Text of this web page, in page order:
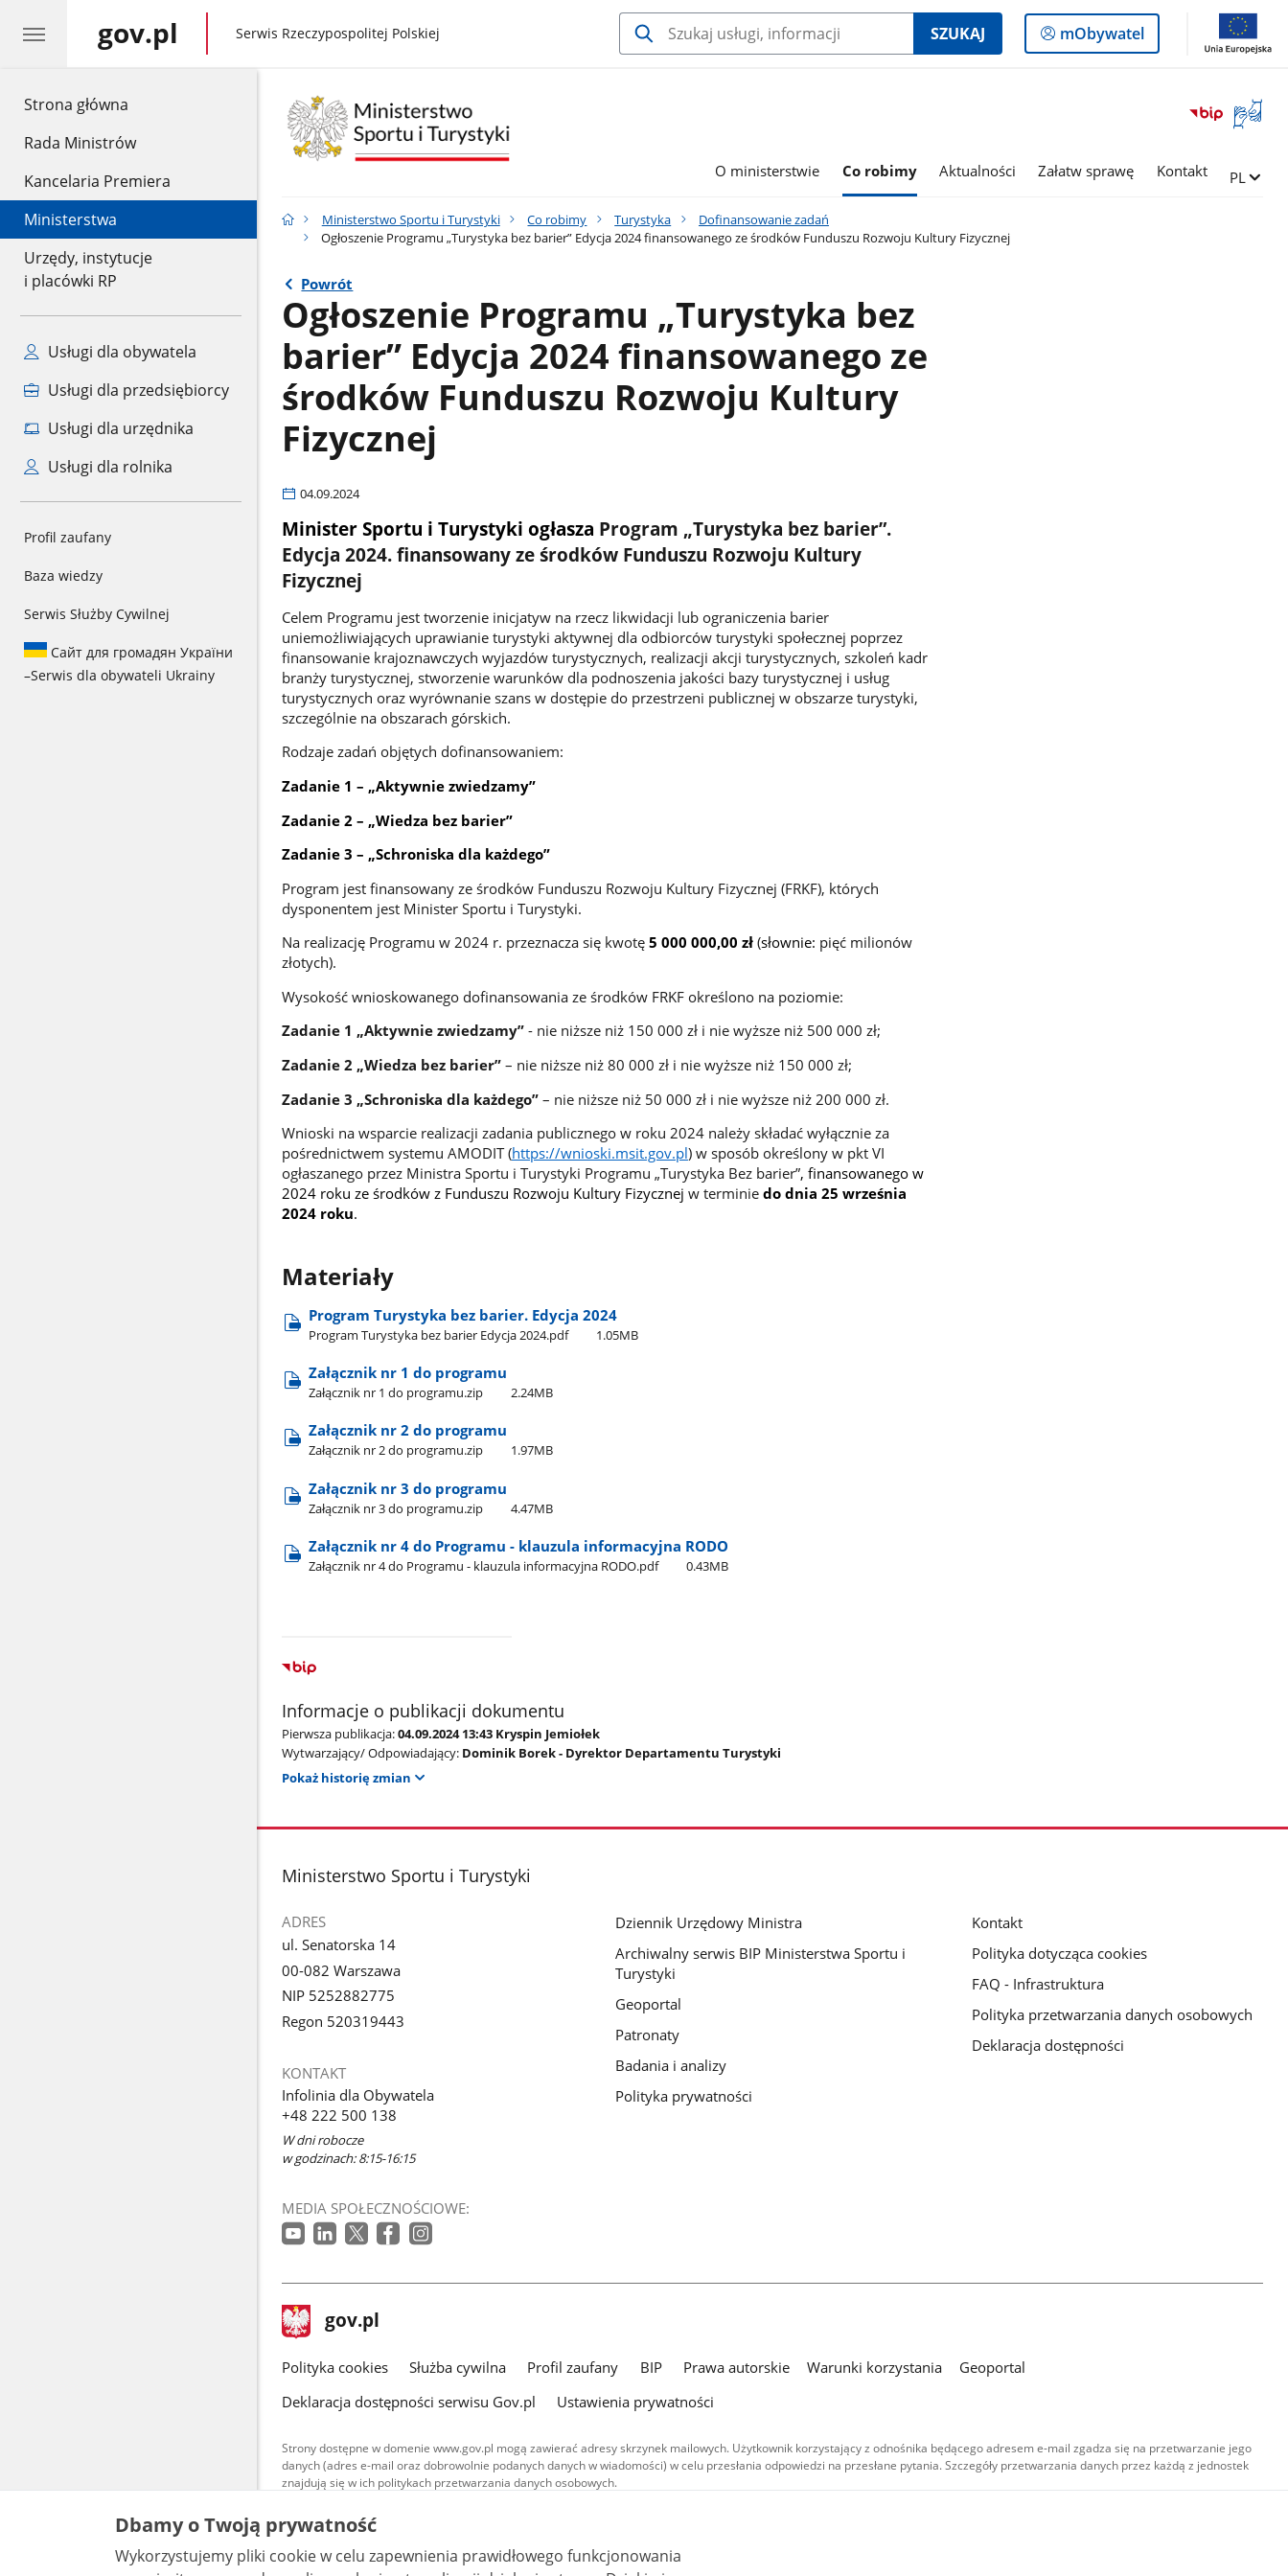
Strona główna
Rada Ministrów
Kancelaria Premiera
Ministerstwa
Urzędy, instytucje
i placówki RP
Usługi dla obywatela
Usługi dla przedsiębiorcy
Usługi dla urzędnika
Usługi dla rolnika
Profil zaufany
Baza wiedzy
Serwis Służby Cywilnej
Сайт для громадян України
–Serwis dla obywateli Ukrainy
gov.pl gov.pl
Serwis Rzeczypospolitej Polskiej SZUKAJ
Logowanie
do
mObywatel
Otwórz
okno
języka
O ministerstwie Co robimy Aktualności Załatw sprawę Kontakt Zmień
PL
Ministerstwo Sportu i Turystyki Co robimy Turystyka
Dofinansowanie zadań
Ogłoszenie Programu „Turystyka bez barier” Edycja 2024 finansowanego ze środków Funduszu Rozwoju Kultury Fizycznej
Powrót
Ogłoszenie Programu „Turystyka bez
barier” Edycja 2024 finansowanego ze
środków Funduszu Rozwoju Kultury
Fizycznej
04.09.2024
Minister Sportu i Turystyki ogłasza Program „Turystyka bez barier”.
Edycja 2024. finansowany ze środków Funduszu Rozwoju Kultury
Fizycznej
Celem Programu jest tworzenie inicjatyw na rzecz likwidacji lub ograniczenia barier
uniemożliwiających uprawianie turystyki aktywnej dla odbiorców turystyki społecznej poprzez
finansowanie krajoznawczych wyjazdów turystycznych, realizacji akcji turystycznych, szkoleń kadr
branży turystycznej, stworzenie warunków dla podnoszenia jakości bazy turystycznej i usług
turystycznych oraz wyrównanie szans w dostępie do przestrzeni publicznej w obszarze turystyki,
szczególnie na obszarach górskich.
Rodzaje zadań objętych dofinansowaniem:
Zadanie 1 – „Aktywnie zwiedzamy”
Zadanie 2 – „Wiedza bez barier”
Zadanie 3 – „Schroniska dla każdego”
Program jest finansowany ze środków Funduszu Rozwoju Kultury Fizycznej (FRKF), których
dysponentem jest Minister Sportu i Turystyki.
Na realizację Programu w 2024 r. przeznacza się kwotę 5 000 000,00 zł (słownie: pięć milionów
złotych).
Wysokość wnioskowanego dofinansowania ze środków FRKF określono na poziomie:
Zadanie 1 „Aktywnie zwiedzamy”- nie niższe niż 150 000 zł i nie wyższe niż 500 000 zł;
Zadanie 2 „Wiedza bez barier”– nie niższe niż 80 000 zł i nie wyższe niż 150 000 zł;
Zadanie 3 „Schroniska dla każdego”– nie niższe niż 50 000 zł i nie wyższe niż 200 000 zł.
Wnioski na wsparcie realizacji zadania publicznego w roku 2024 należy składać wyłącznie za
pośrednictwem systemu AMODIT (https://wnioski.msit.gov.pl) w sposób określony w pkt VI
ogłaszanego przez Ministra Sportu i Turystyki Programu „Turystyka Bez barier”, finansowanego w
2024 roku ze środków z Funduszu Rozwoju Kultury Fizycznej w terminie do dnia 25 września
2024 roku.
Materiały
Program Turystyka bez barier. Edycja 2024
Program Turystyka bez barier Edycja 2024.pdf 1.05MB
Załącznik nr 1 do programu
Załącznik nr 1 do programu.zip 2.24MB
Załącznik nr 2 do programu
Załącznik nr 2 do programu.zip 1.97MB
Załącznik nr 3 do programu
Załącznik nr 3 do programu.zip 4.47MB
Załącznik nr 4 do Programu - klauzula informacyjna RODO
Załącznik nr 4 do Programu - klauzula informacyjna RODO.pdf 0.43MB
Informacje o publikacji dokumentu
Pierwsza publikacja:04.09.2024 13:43 Kryspin Jemiołek
Wytwarzający/ Odpowiadający: Dominik Borek - Dyrektor Departamentu Turystyki
Pokaż historię zmian
stopka
Ministerstwo Sportu i Turystyki
ADRES
ul. Senatorska 14
00-082 Warszawa
NIP 5252882775
Regon 520319443
KONTAKT
Infolinia dla Obywatela
+48 222 500 138
W dni robocze
w godzinach: 8:15-16:15
MEDIA SPOŁECZNOŚCIOWE:
Dziennik Urzędowy Ministra
Archiwalny serwis BIP Ministerstwa Sportu i
Turystyki
Geoportal
Patronaty
Badania i analizy
Polityka prywatności
Kontakt
Polityka dotycząca cookies
FAQ - Infrastruktura
Polityka przetwarzania danych osobowych
Deklaracja dostępności
stopka
gov.pl Strona
gov.pl
gov.pl
Polityka cookies Służba cywilna Profil zaufany BIP Prawa autorskie Warunki korzystania
Geoportal
Deklaracja dostępności serwisu Gov.pl
Ustawienia prywatności
Strony dostępne w domenie www.gov.pl mogą zawierać adresy skrzynek mailowych. Użytkownik korzystający z odnośnika będącego adresem e-mail zgadza się na przetwarzanie jego
danych (adres e-mail oraz dobrowolnie podanych danych w wiadomości) w celu przesłania odpowiedzi na przesłane pytania. Szczegóły przetwarzania danych przez każdą z jednostek
znajdują się w ich politykach przetwarzania danych osobowych.
Treści tekstowe publikowane w serwisie (z wyłączeniem treści audiowizualnych), są
udostępniane na licencji typu Creative Commons: uznanie autorstwa - na tych samych
warunkach 4.0 (CC BY-SA 4.0). Materiały audiowizualne, w tym zdjęcia, materiały audio i wideo,
są udostępniane na licencji typu Creative Commons: uznanie autorstwa użycie niekomercyjne -
Dbamy o Twoją prywatność
Wykorzystujemy pliki cookie w celu zapewnienia prawidłowego funkcjonowania